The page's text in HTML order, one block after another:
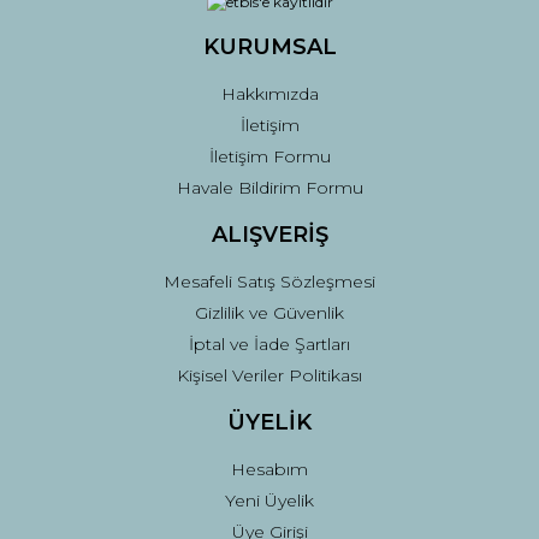
KURUMSAL
Hakkımızda
İletişim
İletişim Formu
Havale Bildirim Formu
ALIŞVERİŞ
Mesafeli Satış Sözleşmesi
Gizlilik ve Güvenlik
İptal ve İade Şartları
Kişisel Veriler Politikası
ÜYELİK
Hesabım
Yeni Üyelik
Üye Girişi